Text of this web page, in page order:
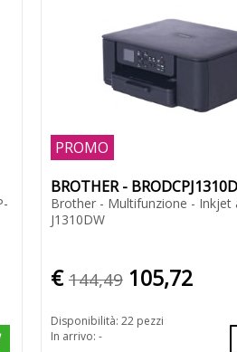
BROTHER -
Brother - Multifunzione - Inkjet
J1310DW
€144,49105,72
PROMO
Disponibilità: 22 pezzi
In arrivo: -